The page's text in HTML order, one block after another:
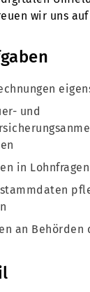
wir uns
und
in
an Behörden